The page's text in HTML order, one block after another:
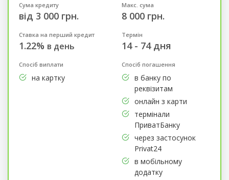
Сума кредиту
від 3 000 грн.
Макс. сума
8 000 грн.
Ставка на перший кредит
1.22% в день
Термін
14 - 74 дня
Спосіб виплати
на картку
Спосіб погашення
в банку по
реквізитам
онлайн з карти
термінали
ПриватБанку
через застосунок
Privat24
в мобільному
додатку